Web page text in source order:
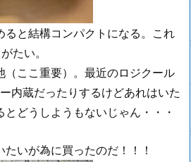
ると結構コンパクトになる。これ
たい。
（ここ重要）。最近のロジクール
内蔵だったりするけどあれはいた
どうしようもないじゃん・・・
いが為に買ったのだ！！！